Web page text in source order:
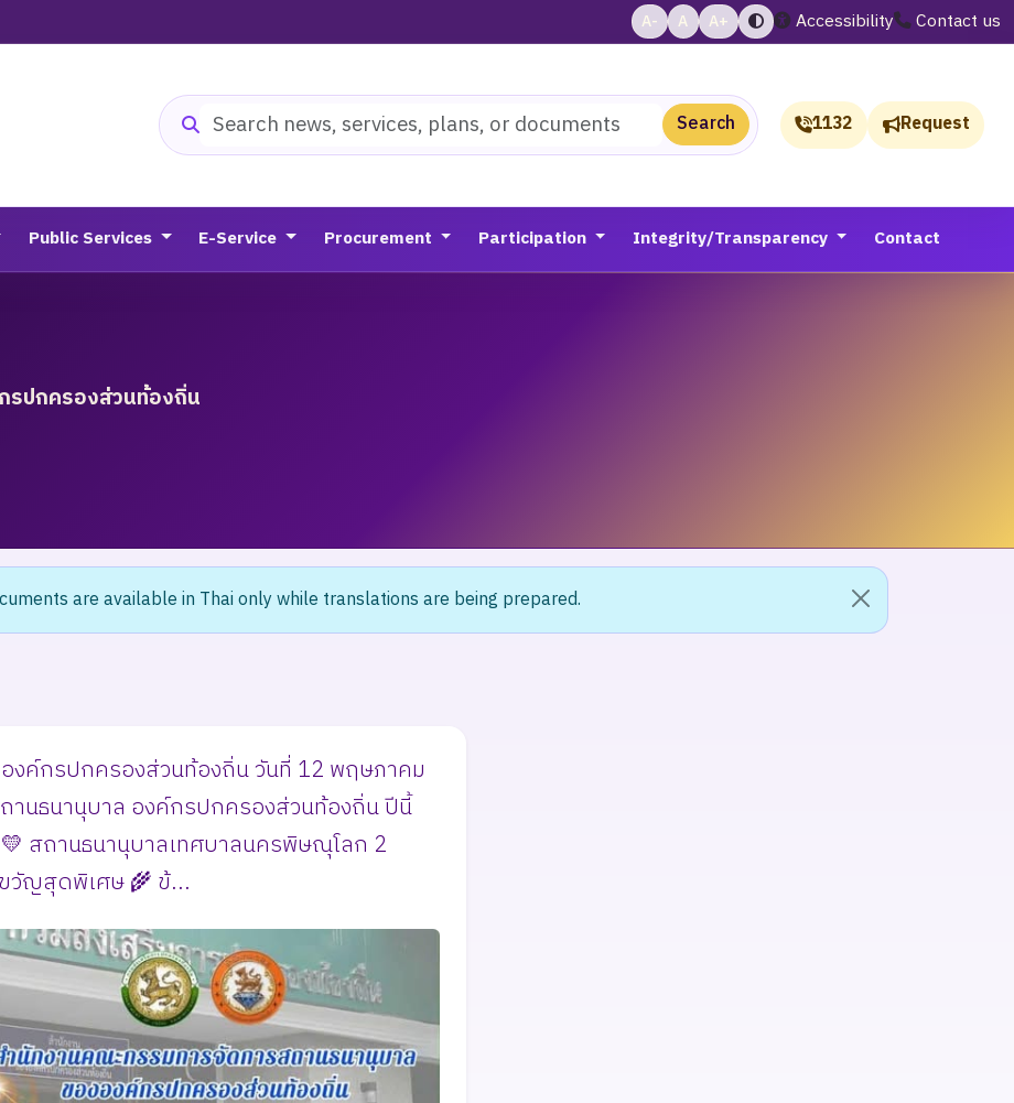
A- A A+ Accessibility Contact us
Search website Search 1132 Request
Public Services E-Service Procurement Participation Integrity/Transparency Contact
รปกครองส่วนท้องถิ่น
are available in Thai only while translations are being prepared.
งค์กรปกครองส่วนท้องถิ่น วันที่ 12 พฤษภาคม
นธนานุบาล องค์กรปกครองส่วนท้องถิ่น ปีนี้
สถานธนานุบาลเทศบาลนครพิษณุโลก 2
วัญสุดพิเศษ 🌾 ข้...